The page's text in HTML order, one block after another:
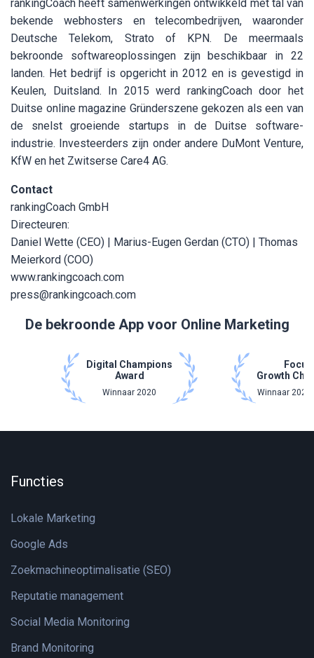
rankingCoach heeft samenwerkingen ontwikkeld met tal van
bekende webhosters en telecombedrijven, waaronder
Deutsche Telekom, Strato of KPN. De meermaals
bekroonde softwareoplossingen zijn beschikbaar in 22
landen. Het bedrijf is opgericht in 2012 en is gevestigd in
Keulen, Duitsland. In 2015 werd rankingCoach door het
Duitse online magazine Gründerszene gekozen als een van
de snelst groeiende startups in de Duitse software-
industrie. Investeerders zijn onder andere DuMont Venture,
KfW en het Zwitserse Care4 AG.
Contact
rankingCoach GmbH
Directeuren:
Daniel Wette (CEO) | Marius-Eugen Gerdan (CTO) | Thomas
Meierkord (COO)
www.rankingcoach.com
press@rankingcoach.com
De bekroonde App voor Online Marketing
Digital Champions
Award
Winnaar 2020
Focus
Growth
Winnaar 2021
Functies
Lokale Marketing
Google Ads
Zoekmachineoptimalisatie (SEO)
Reputatie management
Social Media Monitoring
Brand Monitoring